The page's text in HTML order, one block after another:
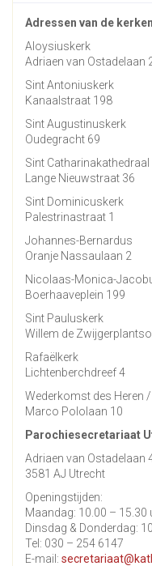
Adressen van de kerken
Aloysiuskerk
Adriaen van Ostadelaan
Sint Antoniuskerk
Kanaalstraat 198
Sint Augustinuskerk
Oudegracht 69
Sint Catharinakathedraal
Lange Nieuwstraat 36
Sint Dominicuskerk
Palestrinastraat 1
Johannes-Bernardus
Oranje Nassaulaan 2
Nicolaas-Monica-
Boerhaaveplein 199
Sint Pauluskerk
Willem de
Rafaëlkerk
Lichtenberchdreef 4
Wederkomst des Heren
Marco Pololaan 10
Parochiesecretariaat
Adriaen van Ostadelaan
3581 AJ Utrecht
Openingstijden:
Maandag: 10.00 – 15.30
Dinsdag & Donderdag:
Tel: 030 – 254 6147
E-mail: